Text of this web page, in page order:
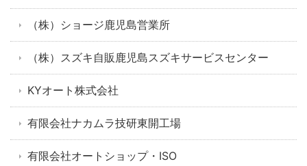
（株）ショージ鹿児島営業所
（株）スズキ自販鹿児島スズキサービスセンター
KYオート株式会社
有限会社ナカムラ技研東開工場
有限会社オートショップ・ISO